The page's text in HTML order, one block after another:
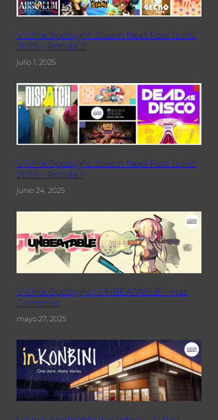
V-Unik Spotlight: Steam Next Fest Junio
2025 – Ronda 2
julio 1, 2025
V-Unik Spotlight: Steam Next Fest Junio
2025 – Ronda 1
junio 24, 2025
V-Unik Spotlight | UNBEATABLE – Haz
Crimenes
mayo 27, 2025